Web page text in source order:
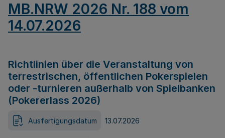
MB.NRW 2026 Nr. 188 vom
14.07.2026
Richtlinien über die Veranstaltung von
terrestrischen, öffentlichen Pokerspielen
oder -turnieren außerhalb von Spielbanken
(Pokererlass 2026)
Ausfertigungsdatum 13.07.2026